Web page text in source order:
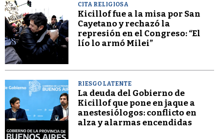
CITA RELIGIOSA
Kicillof fue a la misa por San
Cayetano y rechazó la
represión en el Congreso: “El
lío lo armó Milei”
RIESGO LATENTE
La deuda del Gobierno de
Kicillof que pone en jaque a
anestesiólogos: conflicto en
alza y alarmas encendidas